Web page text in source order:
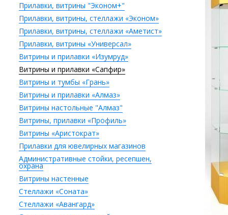
Прилавки, витрины "Эконом+"
Прилавки, витрины, стеллажи «Эконом»
Прилавки, витрины, стеллажи «Аметист»
Прилавки, витрины «Универсал»
Витрины и прилавки «Изумруд»
Витрины и прилавки «Сапфир»
Витрины и тумбы «Грань»
Витрины и прилавки «Алмаз»
Витрины настольные "Алмаз"
Витрины, прилавки «Профиль»
Витрины «Аристократ»
Прилавки для ювелирных магазинов
Административные стойки, ресепшен,
охрана
Витрины настенные
Стеллажи «Соната»
Стеллажи «Авангард»